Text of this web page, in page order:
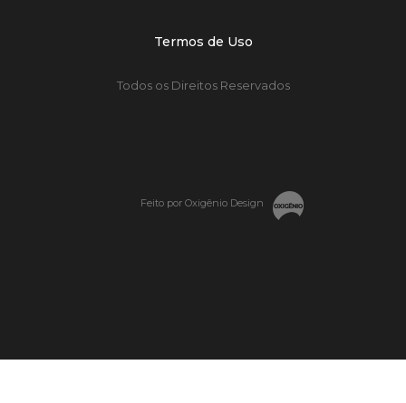
Termos de Uso
Todos os Direitos Reservados
Feito por Oxigênio Design